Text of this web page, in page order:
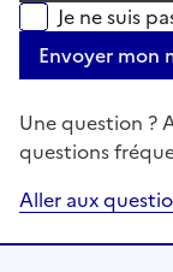
Je ne suis
Envoyer mon
Une question ?
questions
Aller aux